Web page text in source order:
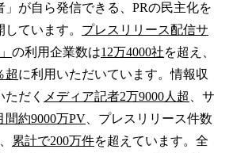
が自ら発信できる、PRの民主化を
ています。 プレスリリース配信サ
の利用企業数は12万4000社を超え、
超に利用いただいています。情報収
だく メディア記者2万9000人超
、サ
間約9000万PV 、プレスリリース件数
累計で200万件を超えています。全